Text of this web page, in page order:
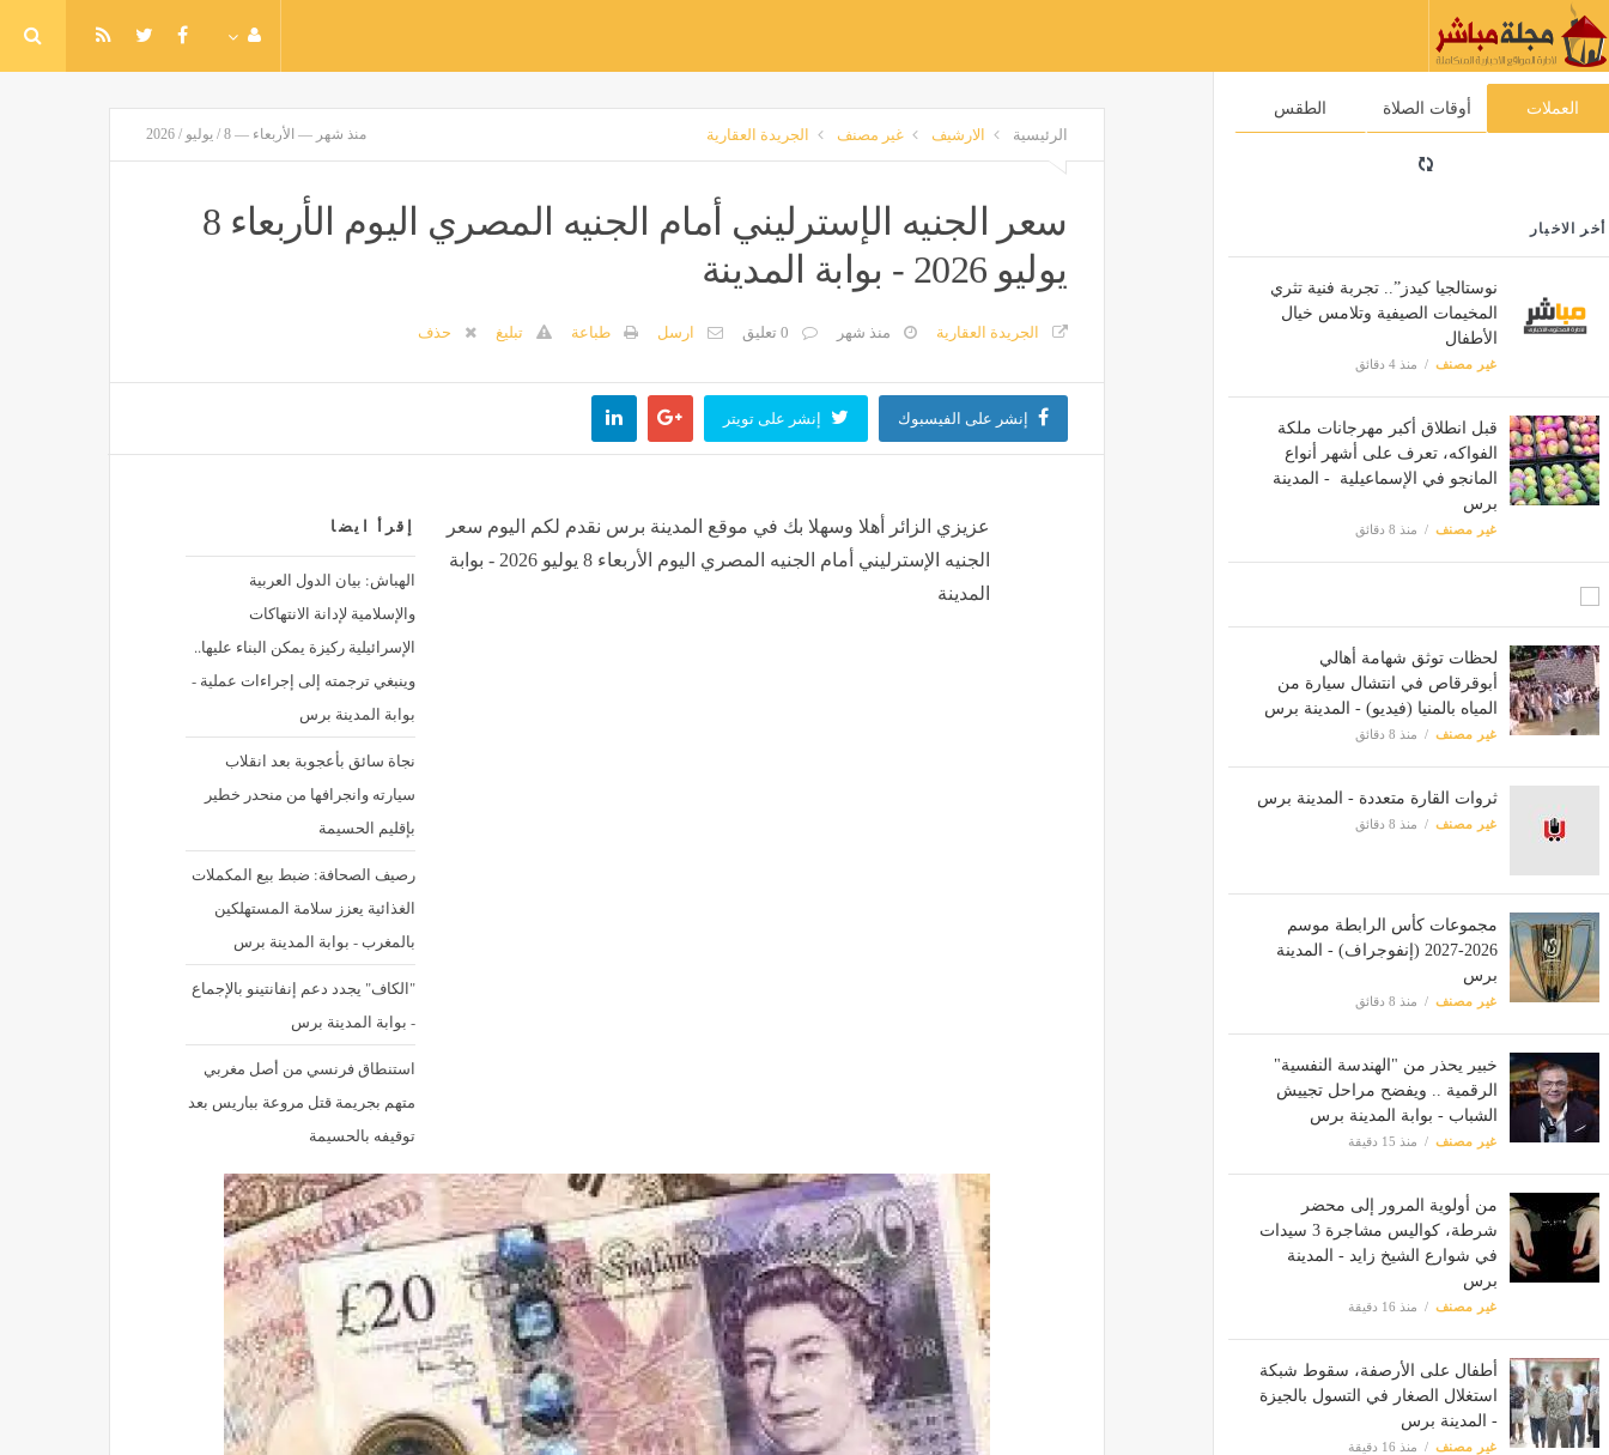
العملات أوقات الصلاة الطقس
أخر الاخبار
نوستالجيا كيدز”.. تجربة فنية تثري
المخيمات الصيفية وتلامس خيال
الأطفال
غير مصنف منذ 4 دقائق
قبل انطلاق أكبر مهرجانات ملكة
الفواكه، تعرف على أشهر أنواع
المانجو في الإسماعيلية - المدينة
برس
غير مصنف منذ 8 دقائق
لحظات توثق شهامة أهالي
أبوقرقاص في انتشال سيارة من
المياه بالمنيا (فيديو) - المدينة برس
غير مصنف منذ 8 دقائق
ثروات القارة متعددة - المدينة برس
غير مصنف منذ 8 دقائق
مجموعات كأس الرابطة موسم
2026-2027 (إنفوجراف) - المدينة
برس
غير مصنف منذ 8 دقائق
خبير يحذر من "الهندسة النفسية"
الرقمية .. ويفضح مراحل تجييش
الشباب - بوابة المدينة برس
غير مصنف منذ 15 دقيقة
من أولوية المرور إلى محضر
شرطة، كواليس مشاجرة 3 سيدات
في شوارع الشيخ زايد - المدينة
برس
غير مصنف منذ 16 دقيقة
أطفال على الأرصفة، سقوط شبكة
استغلال الصغار في التسول بالجيزة
- المدينة برس
غير مصنف منذ 16 دقيقة
الرئيسية الارشيف غير مصنف الجريدة العقارية منذ شهر — الأربعاء — 8 / يوليو / 2026
سعر الجنيه الإسترليني أمام الجنيه المصري اليوم الأربعاء 8
يوليو 2026 - بوابة المدينة
الجريدة العقارية منذ شهر 0 تعليق ارسل طباعة تبليغ حذف
إنشر على الفيسبوك إنشر على تويتر
إقرأ ايضا
الهباش: بيان الدول العربية
والإسلامية لإدانة الانتهاكات
الإسرائيلية ركيزة يمكن البناء عليها..
وينبغي ترجمته إلى إجراءات عملية -
بوابة المدينة برس
نجاة سائق بأعجوبة بعد انقلاب
سيارته وانجرافها من منحدر خطير
بإقليم الحسيمة
رصيف الصحافة: ضبط بيع المكملات
الغذائية يعزز سلامة المستهلكين
بالمغرب - بوابة المدينة برس
"الكاف" يجدد دعم إنفانتينو بالإجماع
- بوابة المدينة برس
استنطاق فرنسي من أصل مغربي
متهم بجريمة قتل مروعة بباريس بعد
توقيفه بالحسيمة
عزيزي الزائر أهلا وسهلا بك في موقع المدينة برس نقدم لكم اليوم سعر
الجنيه الإسترليني أمام الجنيه المصري اليوم الأربعاء 8 يوليو 2026 - بوابة
المدينة